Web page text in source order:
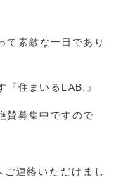
て素敵な一日であり
『住まいるLAB.』
賛募集中ですので
連絡いただけまし